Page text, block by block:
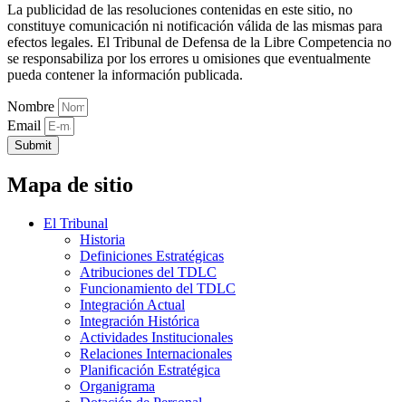
La publicidad de las resoluciones contenidas en este sitio, no
constituye comunicación ni notificación válida de las mismas para
efectos legales. El Tribunal de Defensa de la Libre Competencia no
se responsabiliza por los errores u omisiones que eventualmente
pueda contener la información publicada.
Nombre
Email
Submit
Mapa de sitio
El Tribunal
Historia
Definiciones Estratégicas
Atribuciones del TDLC
Funcionamiento del TDLC
Integración Actual
Integración Histórica
Actividades Institucionales
Relaciones Internacionales
Planificación Estratégica
Organigrama